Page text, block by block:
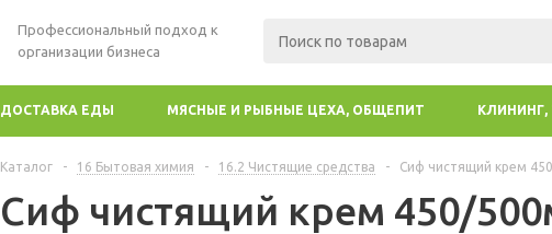
Профессиональный подход к
организации бизнеса
ДОСТАВКА ЕДЫ МЯСНЫЕ И РЫБНЫЕ ЦЕХА, ОБЩЕПИТ
Каталог - 16 Бытовая химия - 16.2 Чистящие средства - Сиф чистящий крем
Сиф чистящий крем 450/